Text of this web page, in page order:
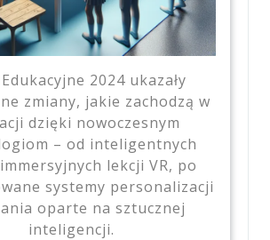
2024 ukazały
zmiany, jakie zachodzą w
dzięki nowoczesnym
– od inteligentnych
lekcji VR, po
systemy personalizacji
oparte na sztucznej
inteligencji.